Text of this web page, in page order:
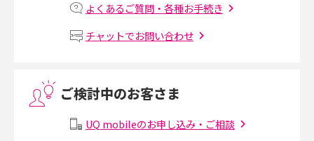
Threads（スレッズ）とは？主な機能や登録方法、投稿の仕方を解説
Instagram（インスタグラム）でスクショするとバレる？バレるケースや撮
よくあるご質問・各種お手続き
チャットでお問い合わせ
ご検討中のお客さま
UQ mobileのお申し込み・ご相談